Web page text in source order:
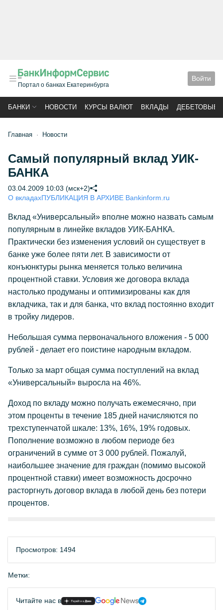
Портал о банках Екатеринбурга
Войти
БАНКИ НОВОСТИ КУРСЫ ВАЛЮТ ВКЛАДЫ ДЕБЕТОВЫЕ
Главная Новости
Самый популярный вклад УИК-
БАНКА
03.04.2009 10:03 (мск+2)
О вкладахПУБЛИКАЦИЯ В АРХИВЕ Bankinform.ru
Вклад «Универсальный» вполне можно назвать самым
популярным в линейке вкладов УИК-БАНКА.
Практически без изменения условий он существует в
банке уже более пяти лет. В зависимости от
конъюнктуры рынка меняется только величина
процентной ставки. Условия же договора вклада
настолько продуманы и оптимизированы как для
вкладчика, так и для банка, что вклад постоянно входит
в тройку лидеров.
Небольшая сумма первоначального вложения - 5 000
рублей - делает его поистине народным вкладом.
Только за март общая сумма поступлений на вклад
«Универсальный» выросла на 46%.
Доход по вкладу можно получать ежемесячно, при
этом проценты в течение 185 дней начисляются по
трехступенчатой шкале: 13%, 16%, 19% годовых.
Пополнение возможно в любом периоде без
ограничений в сумме от 3 000 рублей. Пожалуй,
наибольшее значение для граждан (помимо высокой
процентной ставки) имеет возможность досрочно
расторгнуть договор вклада в любой день без потери
процентов.
Просмотров: 1494
Метки:
Читайте нас в